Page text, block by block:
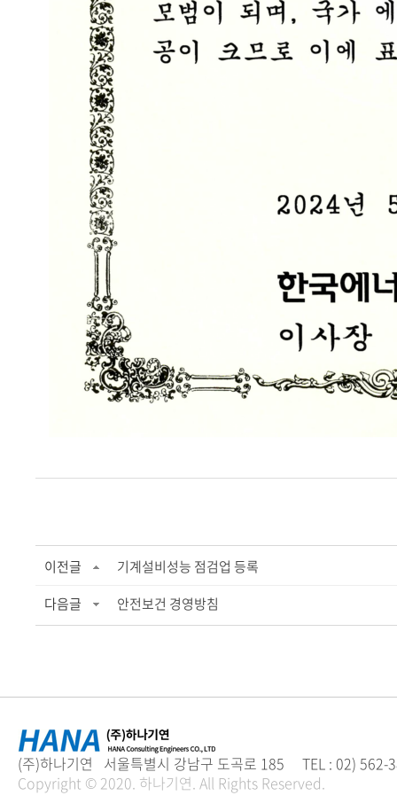
이전글
기계설비성능 점검업 등록
다음글
안전보건 경영방침
(주)하나기연 서울특별시 강남구 도곡로 185 TEL : 02)
Copyright © 2020. 하나기연. All Rights Reserved.